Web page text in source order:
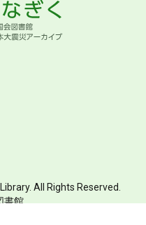
All Rights Reserved.